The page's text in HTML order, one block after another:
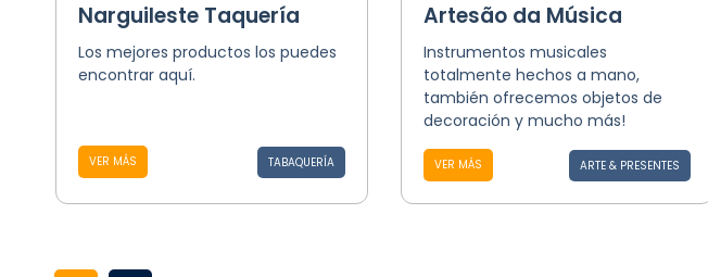
Narguileste Taquería
Los mejores productos los puedes
encontrar aquí.
VER MÁS TABAQUERÍA
Artesão da Música
Instrumentos musicales
totalmente hechos a mano,
también ofrecemos objetos de
decoración y mucho más!
VER MÁS ARTE & PRESENTES